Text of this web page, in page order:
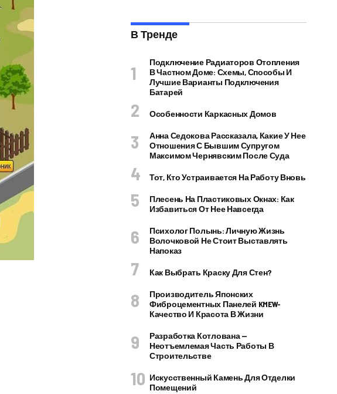
В Тренде
Подключение Радиаторов Отопления
В Частном Доме: Схемы, Способы И
Лучшие Варианты Подключения
Батарей
Особенности Каркасных Домов
Анна Седокова Рассказала, Какие У Нее
Отношения С Бывшим Супругом
Максимом Чернявским После Суда
Тот, Кто Устраивается На Работу Вновь
Плесень На Пластиковых Окнах: Как
Избавиться От Нее Навсегда
Психолог Полынь: Личную Жизнь
Волочковой Не Стоит Выставлять
Напоказ
Как Выбрать Краску Для Стен?
Производитель Японских
Фиброцементных Панелей KMEW-
Качество И Красота В Жизни
Разработка Котлована —
Неотъемлемая Часть Работы В
Строительстве
Искусственный Камень Для Отделки
Помещений